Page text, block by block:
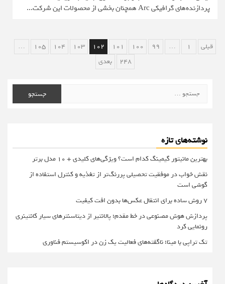
پردازنده‌های گرافیکی Arc همچنان بخشی از محصولات این شرکت...
صفحه‌بندی
قبلی 1
…
99
100
101
102
103
104
105
…
248
بعدی
برای:
نوشته‌های تازه
بهترین مانیتور گیمینگ کدام است؟ ویژگی‌های کلیدی + 10 مدل برتر
نقش خواب در موفقیت تحصیلی پررنگ‌تر از تغذیه و کنترل استفاده از
گوشی است
۷ روش ساده برای انتقال عکس‌ها بدون افت کیفیت
پردازش هوش مصنوعی در خط مقدم؛ پالانتیر از دیتاسنترهای سیار کانتینری
رونمایی کرد
تک تراپی با مینا؛ ناگفته‌های فعالیت یک زن در اکوسیستم فناوری